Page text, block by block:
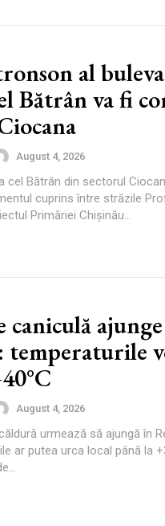
al
Bătrân va fi
August 4, 2026
cel Bătrân din sectorul
cuprins între străzile
Primăriei Chișinău...
caniculă
temperaturile
August 4, 2026
urmează să ajungă în
ar putea urca local până la